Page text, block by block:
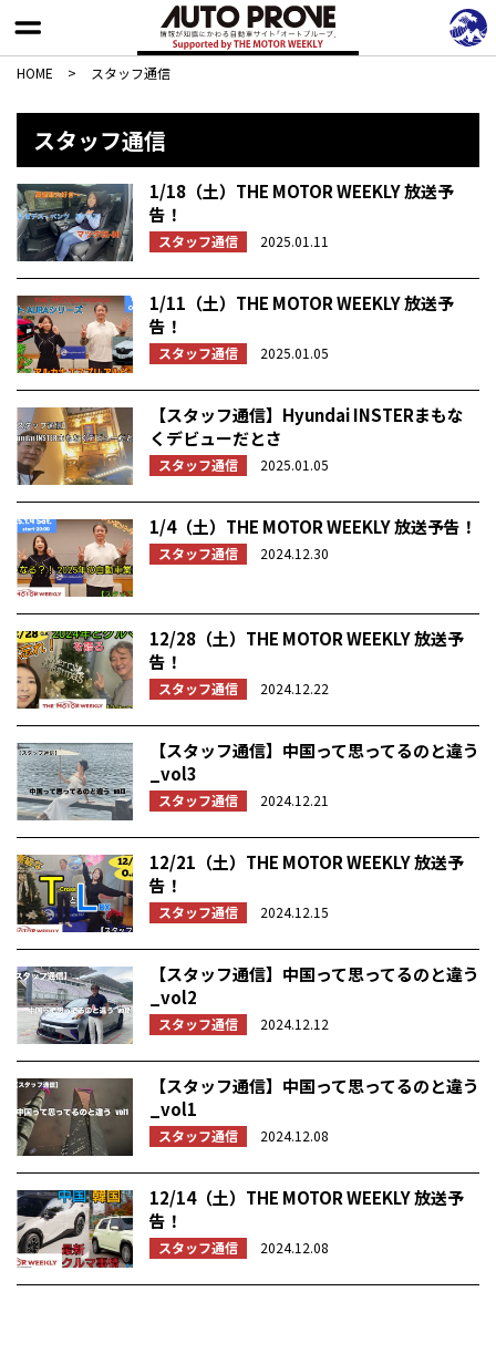
HOME > スタッフ通信
スタッフ通信
1/18（土）THE MOTOR WEEKLY 放送予
告！
スタッフ通信 2025.01.11
1/11（土）THE MOTOR WEEKLY 放送予
告！
スタッフ通信 2025.01.05
【スタッフ通信】Hyundai INSTERまもな
くデビューだとさ
スタッフ通信 2025.01.05
1/4（土）THE MOTOR WEEKLY 放送予告！
スタッフ通信 2024.12.30
12/28（土）THE MOTOR WEEKLY 放送予
告！
スタッフ通信 2024.12.22
【スタッフ通信】中国って思ってるのと違う
_vol3
スタッフ通信 2024.12.21
12/21（土）THE MOTOR WEEKLY 放送予
告！
スタッフ通信 2024.12.15
【スタッフ通信】中国って思ってるのと違う
_vol2
スタッフ通信 2024.12.12
【スタッフ通信】中国って思ってるのと違う
_vol1
スタッフ通信 2024.12.08
12/14（土）THE MOTOR WEEKLY 放送予
告！
スタッフ通信 2024.12.08